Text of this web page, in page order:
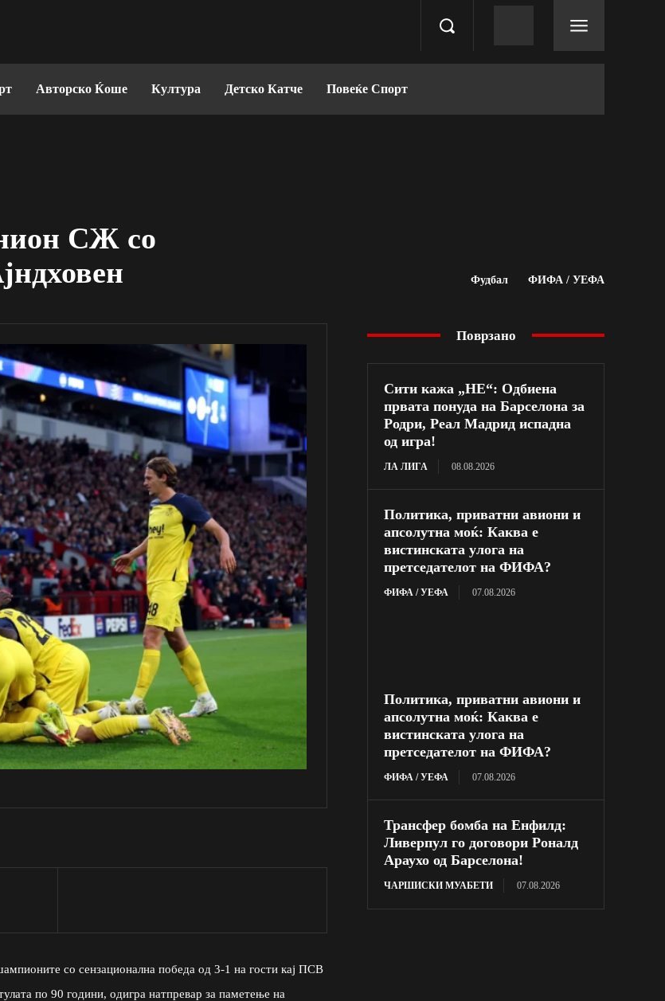
Авторско Ќоше Култура Детско Катче Повеќе Спорт
СЖ со
Фудбал ФИФА / УЕФА
со сензационална победа од 3-1 на гости кај ПСВ
по 90 години, одигра натпревар за паметење на
Поврзано
Сити кажа „НЕ“: Одбиена
првата понуда на Барселона за
Родри, Реал Мадрид испадна
од игра!
ЛА ЛИГА 08.08.2026
Политика, приватни авиони и
апсолутна моќ: Каква е
вистинската улога на
претседателот на ФИФА?
ФИФА / УЕФА 07.08.2026
Политика, приватни авиони и
апсолутна моќ: Каква е
вистинската улога на
претседателот на ФИФА?
ФИФА / УЕФА 07.08.2026
Трансфер бомба на Енфилд:
Ливерпул го договори Роналд
Араухо од Барселона!
ЧАРШИСКИ МУАБЕТИ 07.08.2026